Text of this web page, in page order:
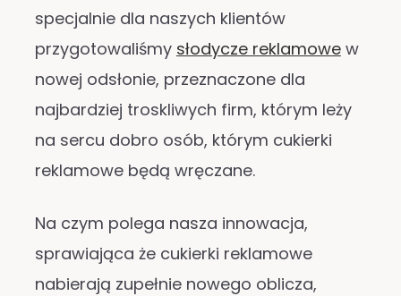
specjalnie dla naszych klientów
przygotowaliśmy słodycze reklamowew
nowej odsłonie, przeznaczone dla
najbardziej troskliwych firm, którym leży
na sercu dobro osób, którym cukierki
reklamowe będą wręczane.
Na czym polega nasza innowacja,
sprawiająca że cukierki reklamowe
nabierają zupełnie nowego oblicza,